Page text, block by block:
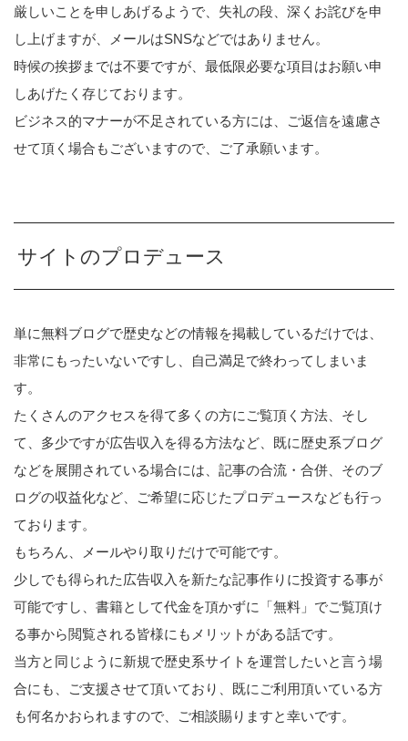
厳しいことを申しあげるようで、失礼の段、深くお詫びを申
し上げますが、メールはSNSなどではありません。
時候の挨拶までは不要ですが、最低限必要な項目はお願い申
しあげたく存じております。
ビジネス的マナーが不足されている方には、ご返信を遠慮さ
せて頂く場合もございますので、ご了承願います。
サイトのプロデュース
単に無料ブログで歴史などの情報を掲載しているだけでは、
非常にもったいないですし、自己満足で終わってしまいま
す。
たくさんのアクセスを得て多くの方にご覧頂く方法、そし
て、多少ですが広告収入を得る方法など、既に歴史系ブログ
などを展開されている場合には、記事の合流・合併、そのブ
ログの収益化など、ご希望に応じたプロデュースなども行っ
ております。
もちろん、メールやり取りだけで可能です。
少しでも得られた広告収入を新たな記事作りに投資する事が
可能ですし、書籍として代金を頂かずに「無料」でご覧頂け
る事から閲覧される皆様にもメリットがある話です。
当方と同じように新規で歴史系サイトを運営したいと言う場
合にも、ご支援させて頂いており、既にご利用頂いている方
も何名かおられますので、ご相談賜りますと幸いです。